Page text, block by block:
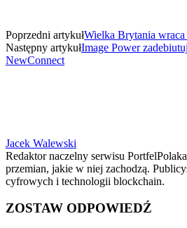
Poprzedni artykułWielka Brytania wraca
Następny artykułImage Power
NewConnect
Jacek Walewski
Redaktor naczelny serwisu
przemian, jakie w niej zachodzą.
cyfrowych i technologii blockchain.
ZOSTAW ODPOWIEDŹ